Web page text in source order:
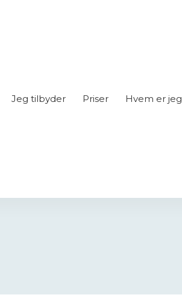
Jeg tilbyder Priser Hvem er jeg